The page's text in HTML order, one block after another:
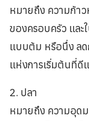
หมายถึง ความก้า
ของครอบครัว แล
แบบต้ม หรือนึ่ง ล
แห่งการเริ่มต้นที่ดี
2. ปลา
หมายถึง ความอุด